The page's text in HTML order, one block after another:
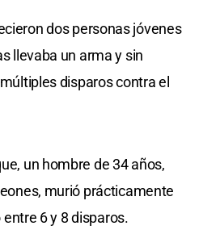
dos personas jóvenes
llevaba un arma y sin
disparos contra el
un hombre de 34 años,
murió prácticamente
6 y 8 disparos.